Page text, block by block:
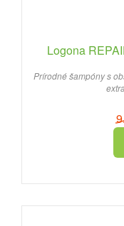
Logona
Prírodné šampóny s